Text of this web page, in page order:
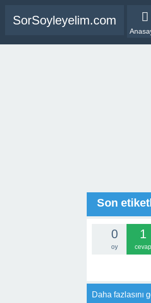
SorSoyleyelim.com
Son
0
oy
1
cevap
Daha fazlasını